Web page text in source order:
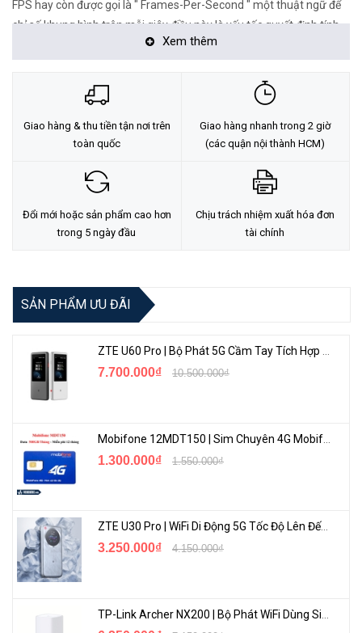
FPS hay còn được gọi là " Frames-Per-Second " một thuật ngữ để
chỉ số khung hình trên mỗi giây điều này là yếu tốc quyết định tính
bản lề sản phẩm thiết kế ôm sát màn hình
Model Facecam 1000x
Độ phân giải
Tỉ lệ khung hình 30 FPS
Góc nhìn ngang
Cổng kết nối Usb 2.0
Hỗ trợ hệ điều hành
20 x 22 x 60 mm
Xem thêm
Giao hàng & thu tiền tận nơi trên
toàn quốc
Giao hàng nhanh trong 2 giờ
(các quận nội thành HCM)
Đổi mới hoặc sản phẩm cao hơn
trong 5 ngày đầu
Chịu trách nhiệm xuất hóa đơn
tài chính
SẢN PHẨM ƯU ĐÃI
ZTE U60 Pro | Bộ Phát 5G Cầm Tay Tích Hợp Công Nghệ WiFi 7, Pin 10000mAh
7.700.000₫ 10.500.000₫
1.300.000₫ 1.550.000₫
ZTE U30 Pro | WiFi Di Động 5G Tốc Độ Lên Đến 500Mbps, Màn Hình Cảm Ứng
3.250.000₫ 4.150.000₫